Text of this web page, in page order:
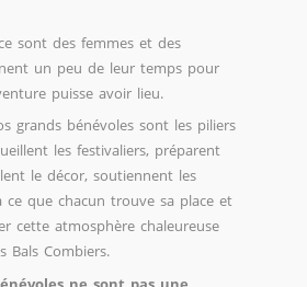
sont des femmes et des
un peu de leur temps pour
puisse avoir lieu.
grands bénévoles sont les piliers
les festivaliers, préparent
le décor, soutiennent les
ce que chacun trouve sa place et
cette atmosphère chaleureuse
Bals Combiers.